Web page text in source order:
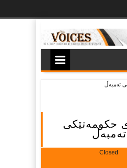
حکومه‌تێکی
ته‌مبه‌ڵ
Closed